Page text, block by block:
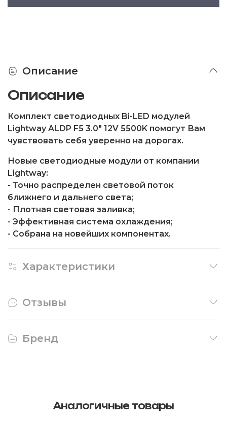
Описание
Описание
Комплект светодиодных Bi-LED модулей
Lightway ALDP F5 3.0" 12V 5500K помогут Вам
чувствовать себя уверенно на дорогах.
Новые светодиодные модули от компании
Lightway:
- Точно распределен световой поток
ближнего и дальнего света;
- Плотная световая заливка;
- Эффективная система охлаждения;
- Собрана на новейших компонентах.
Характеристики
Отзывы
Бренд
Аналогичные товары